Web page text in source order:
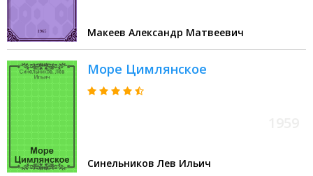
Макеев Александр Матвеевич
Море Цимлянское
Синельников Лев Ильич